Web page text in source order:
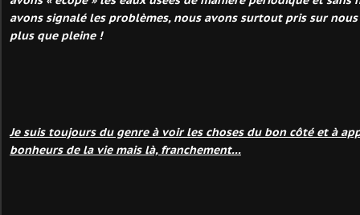
avons signalé les problèmes, nous avons surtout pris sur
plus que pleine !
Je suis toujours du genre à voir les choses du bon côté et à
bonheurs de la vie mais là, franchement...